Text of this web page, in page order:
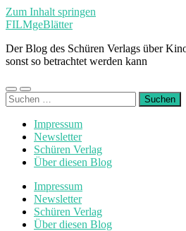
Zum Inhalt springen
FILMgeBlätter
Der Blog des Schüren Verlags über
sonst so betrachtet werden kann
Mobile-
Menü
Suchfeld
ein-/ausblenden
Suchen
nach:
Impressum
Newsletter
Schüren Verlag
Über diesen Blog
Impressum
Newsletter
Schüren Verlag
Über diesen Blog